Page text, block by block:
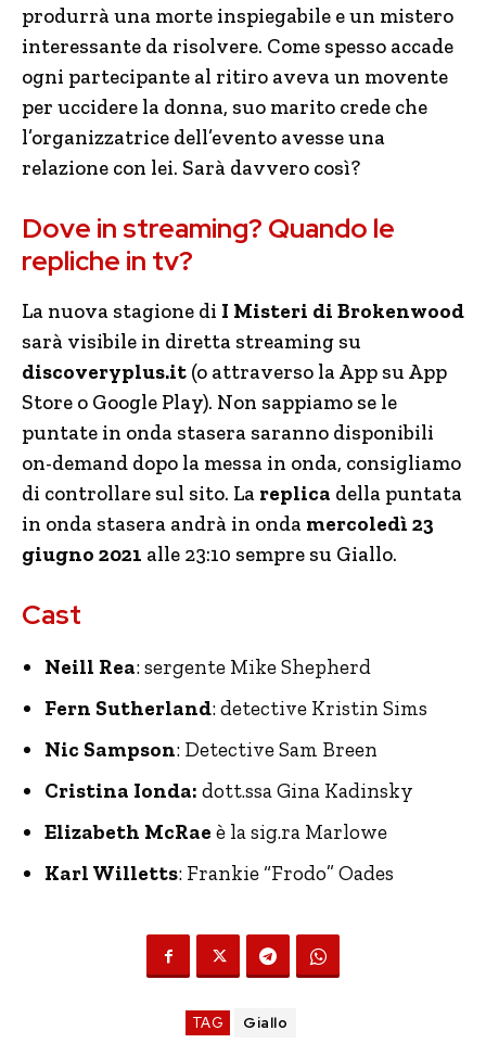
produrrà una morte inspiegabile e un mistero
interessante da risolvere. Come spesso accade
ogni partecipante al ritiro aveva un movente
per uccidere la donna, suo marito crede che
l’organizzatrice dell’evento avesse una
relazione con lei. Sarà davvero così?
Dove in streaming? Quando le
repliche in tv?
La nuova stagione di I Misteri di Brokenwood
sarà visibile in diretta streaming su
discoveryplus.it (o attraverso la App su App
Store o Google Play). Non sappiamo se le
puntate in onda stasera saranno disponibili
on-demand dopo la messa in onda, consigliamo
di controllare sul sito. La replica della puntata
in onda stasera andrà in onda mercoledì 23
giugno 2021 alle 23:10 sempre su Giallo.
Cast
Neill Rea: sergente Mike Shepherd
Fern Sutherland: detective Kristin Sims
Nic Sampson: Detective Sam Breen
Cristina Ionda: dott.ssa Gina Kadinsky
Elizabeth McRae è la sig.ra Marlowe
Karl Willetts: Frankie “Frodo” Oades
TAG Giallo